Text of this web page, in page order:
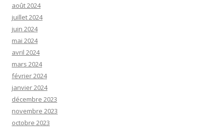
août 2024
juillet 2024
juin 2024
mai 2024
avril 2024
mars 2024
février 2024
janvier 2024
décembre 2023
novembre 2023
octobre 2023